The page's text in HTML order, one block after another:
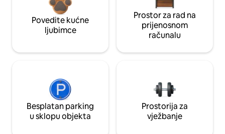
Povedite kućne
ljubimce
Prostor za rad na
prijenosnom
računalu
Besplatan parking
u sklopu objekta
Prostorija za
vježbanje